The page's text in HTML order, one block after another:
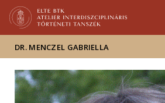
Hírek
Események
ELTE a
sajtóban
DR. MENCZEL GABRIELLA